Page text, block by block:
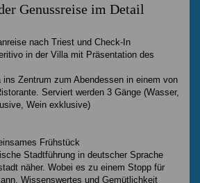
Genussreise im Detail
nach Triest und Check-In
in der Villa mit Präsentation des
ins Zentrum zum Abendessen in einem von
Serviert werden 3 Gänge (Wasser,
Wein exklusive)
Frühstück
Stadtführung in deutscher Sprache
näher. Wobei es zu einem Stopp für
Wissenswertes und Gemütlichkeit